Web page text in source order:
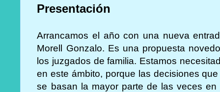
Presentación
Arrancamos el año con una nueva
Morell Gonzalo. Es una propuesta
los juzgados de familia. Estamos
en este ámbito, porque las decisiones
se basan la mayor parte de las veces